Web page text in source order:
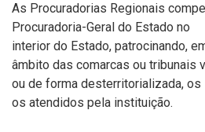
As Procuradorias Regionais
Procuradoria-Geral do Estado no
interior do Estado, patrocinando,
âmbito das comarcas ou tribunais
ou de forma desterritorializada,
os atendidos pela instituição.